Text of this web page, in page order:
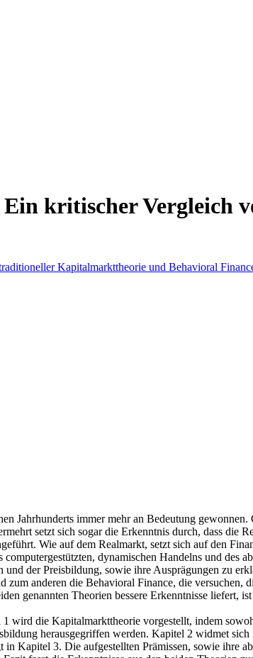
kritischer Vergleich
Jahrhunderts immer mehr an Bedeutung
setzt sich sogar die Erkenntnis durch, dass
Wie auf dem Realmarkt, setzt sich auf den
dynamischen Handelns und des
der Preisbildung, sowie ihre Ausprägungen zu
anderen die Behavioral Finance, die
genannten Theorien bessere Erkenntnisse liefert,
die Kapitalmarkttheorie vorgestellt, indem
herausgegriffen werden. Kapitel 2 widmet
Kapitel 3. Die aufgestellten Prämissen, sowie ihre